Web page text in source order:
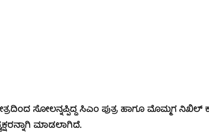
ಸೋಲನ್ನಪ್ಪಿದ್ದ ಸಿಎಂ ಪುತ್ರ ಹಾಗೂ ಮೊಮ್ಮಗ ನಿಖಿಲ್
ಮಾಡಲಾಗಿದೆ.